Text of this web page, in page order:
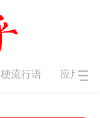
梗流行语 应用下